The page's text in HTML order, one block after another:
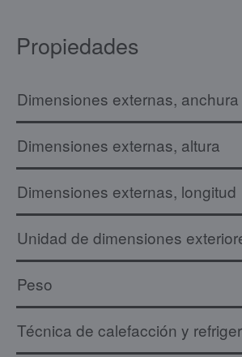
Propiedades
Dimensiones externas, anchura
Dimensiones externas, altura
Dimensiones externas, longitud
Unidad de dimensiones
Peso
Técnica de calefacción y